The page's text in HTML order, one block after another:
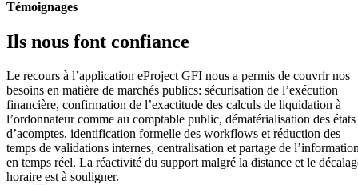
Témoignages
Ils nous font confiance
Le recours à l’application eProject GFI nous a permis de couvrir nos
besoins en matière de marchés publics: sécurisation de l’exécution
financière, confirmation de l’exactitude des calculs de liquidation à
l’ordonnateur comme au comptable public, dématérialisation des états
d’acomptes, identification formelle des workflows et réduction des
temps de validations internes, centralisation et partage de
en temps réel. La réactivité du support malgré la distance et le
horaire est à souligner.